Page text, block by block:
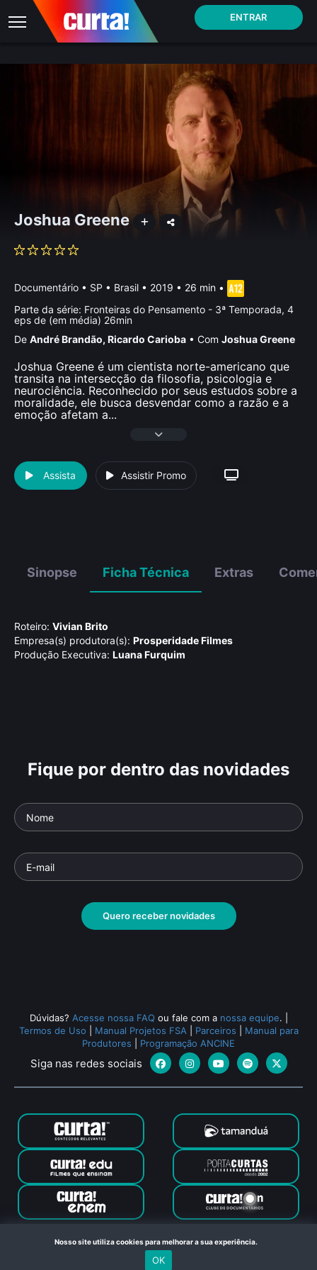
ENTRAR
Joshua Greene
Documentário • SP • Brasil • 2019 • 26 min •
Parte da série: Fronteiras do Pensamento - 3ª Temporada, 4
eps de (em média) 26min
De André Brandão, Ricardo Carioba • Com Joshua Greene
Joshua Greene é um cientista norte-americano que
transita na intersecção da filosofia, psicologia e
neurociência. Reconhecido por seus estudos sobre a
moralidade, ele busca desvendar como a razão e a
emoção afetam a...
Assista Assistir Promo
Sinopse Ficha Técnica Extras
Roteiro: Vivian Brito
Empresa(s) produtora(s): Prosperidade Filmes
Produção Executiva: Luana Furquim
Fique por dentro das novidades
Quero receber novidades
Dúvidas? Acesse nossa FAQ ou fale com a nossa equipe.
Termos de Uso
Manual Projetos FSA Parceiros
Manual para
Produtores
Programação ANCINE
Siga nas redes sociais
Canal Curta © 2024. Todos os direitos reservados. Feito com
no Rio de Janeiro
Nosso site utiliza cookies para melhorar a sua experiência.
OK